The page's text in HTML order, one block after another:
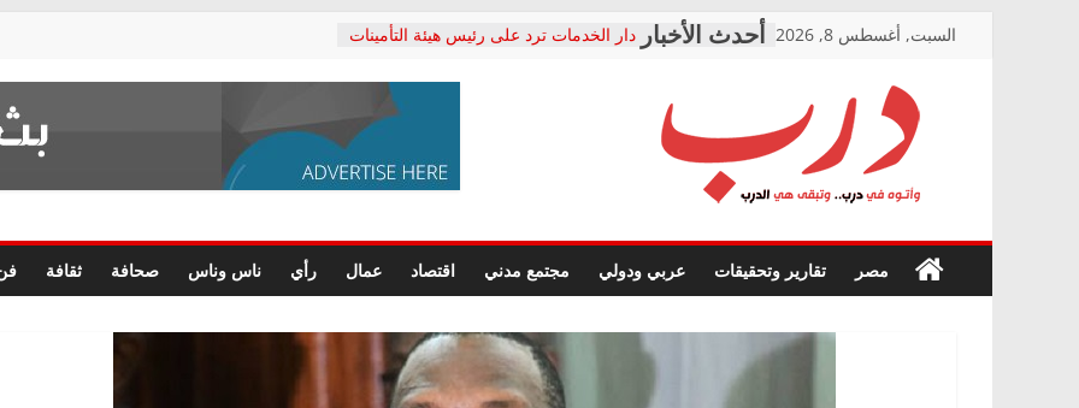
السبت, أغسطس 8, 2026
دار الخدمات ترد على رئيس هيئة التأمينات
معاناة أصحاب المعاشات.. ونطالب بكشف
فرحات سليمان يكتب: القطاع الصحي إلى
حزب التحالف الشعبي يطلق لجنة “الحق
صور .. اعتماد الرسومات النهائية للقرار
الوزاري لمدينة الصحفيين.. وانتهاء أعمال
إنشاء المبنى الإداري
متابعة قضية الدكتور محمد زهران.. ويؤكد:
قرينة البراءة وضمانات المحاكمة العادلة
درب
في
درب..
مصر تقارير وتحقيقات عربي ودولي مجتمع مدني اقتصاد عمال رأي ناس وناس صحافة ثقافة